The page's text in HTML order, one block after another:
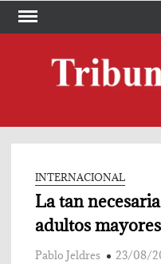
Skip
INTERNACIONAL
La tan
adultos mayores
Pablo Jeldres 23/08/